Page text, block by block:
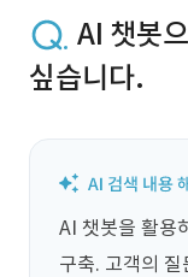
AI 챗봇
싶습니다.
AI 챗봇을 활용
구축. 고객의